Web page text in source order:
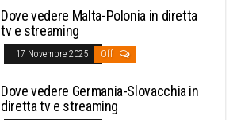
Dove vedere Malta-Polonia in diretta
tv e streaming
17 Novembre 2025 Off
Dove vedere Germania-Slovacchia in
diretta tv e streaming